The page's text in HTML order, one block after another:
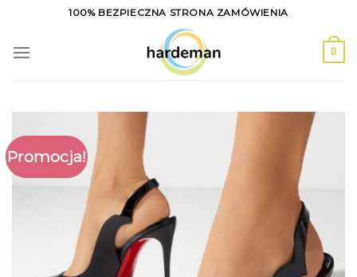
content
100% BEZPIECZNA STRONA ZAMÓWIENIA
0
Promocja!